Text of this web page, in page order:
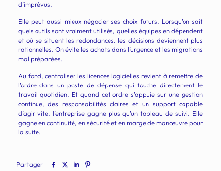
d’imprévus.
Elle peut aussi mieux négocier ses choix futurs. Lorsqu’on sait
quels outils sont vraiment utilisés, quelles équipes en dépendent
et où se situent les redondances, les décisions deviennent plus
rationnelles. On évite les achats dans l’urgence et les migrations
mal préparées.
Au fond, centraliser les licences logicielles revient à remettre de
l’ordre dans un poste de dépense qui touche directement le
travail quotidien. Et quand cet ordre s’appuie sur une gestion
continue, des responsabilités claires et un support capable
d’agir vite, l’entreprise gagne plus qu’un tableau de suivi. Elle
gagne en continuité, en sécurité et en marge de manœuvre pour
la suite.
Partager